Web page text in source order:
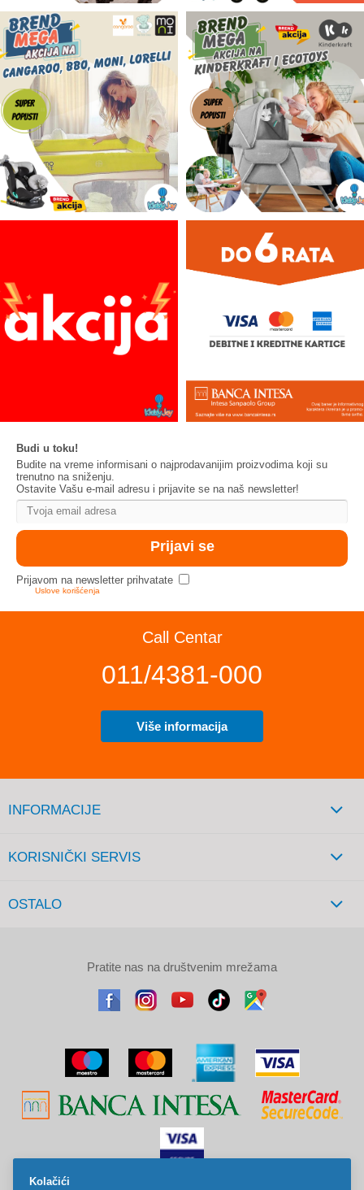
Budi u toku!
Budite na vreme informisani o najprodavanijim proizvodima koji su
trenutno na sniženju.
Ostavite Vašu e-mail adresu i prijavite se na naš newsletter!
Prijavom na newsletter prihvatate
Uslove korišćenja
Call Centar
011/4381-000
Više informacija
INFORMACIJE
KORISNIČKI SERVIS
OSTALO
Kolačići
Pratite nas na društvenim mrežama